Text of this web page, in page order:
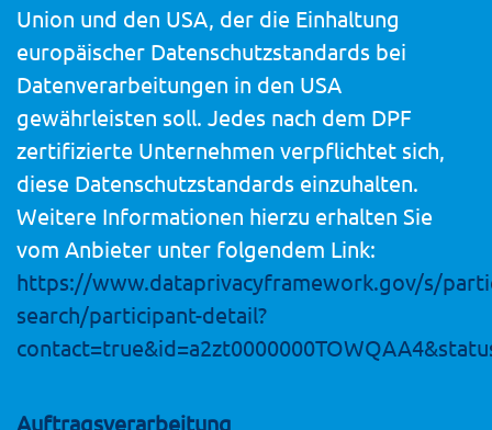
Union und den USA, der die Einhaltung
europäischer Datenschutzstandards bei
Datenverarbeitungen in den USA
gewährleisten soll. Jedes nach dem DPF
zertifizierte Unternehmen verpflichtet sich,
diese Datenschutzstandards einzuhalten.
Weitere Informationen hierzu erhalten Sie
vom Anbieter unter folgendem Link:
https://www.dataprivacyframework.gov/s/
search/participant-detail?
Auftragsverarbeitung